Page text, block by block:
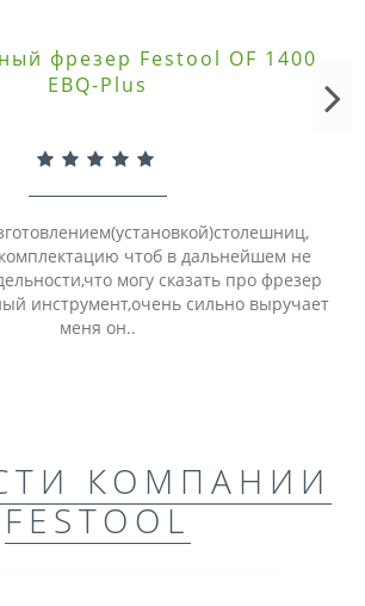
фрезер Festool OF 1400
EBQ-Plus
чтоб в дальнейшем не
могу сказать про фрезер
инструмент,очень сильно выручает
меня он..
КОМПАНИИ
FESTOOL